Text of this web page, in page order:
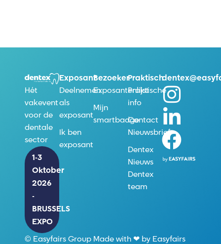
Hét
vakevent
voor de
dentale
sector
1-3
Oktober
2026
-
BRUSSELS
EXPO
Exposant
Deelnemen
als
exposant
Ik ben
exposant
Bezoeker
Exposantenlijst
Mijn
smartbadge
Praktisch
Praktische
info
Contact
Nieuwsbrief
Dentex
Nieuws
Dentex
team
© Easyfairs Group Made with ❤ by Easyfairs